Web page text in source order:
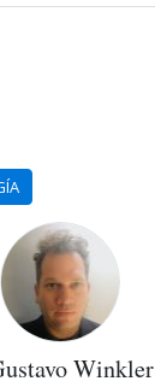
Winkler